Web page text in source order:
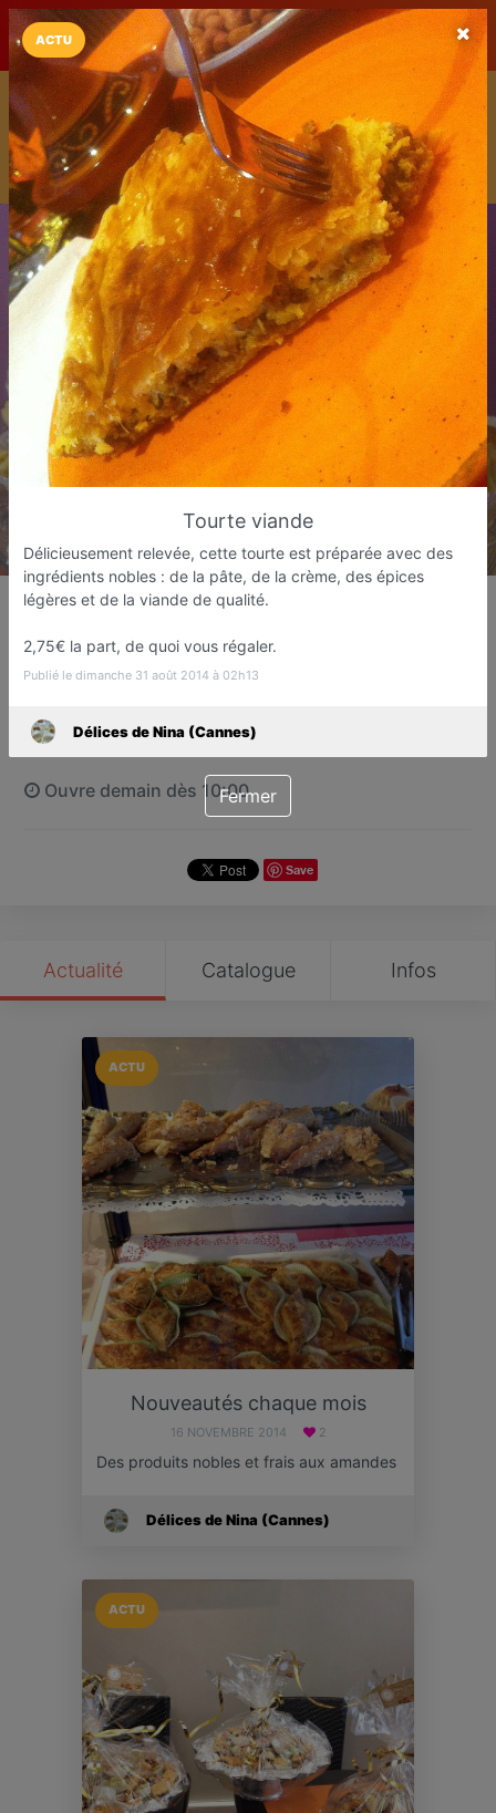
LaCarte LaCarte sur
Play Store
Installez l'App LaCarte
Téléchargez gratuitement l'app LaCarte pour suivre vos
commerces favoris et ne rien rater !
Télécharger Plus tard
Délices de Nina (Cannes)
CANNES
Ouvre demain dès 10:00
Save
Actualité Catalogue Infos
ACTU
Nouveautés chaque mois
16 NOVEMBRE 2014 2
Des produits nobles et frais aux amandes
Délices de Nina (Cannes)
ACTU
ACTU
Tourte viande
Délicieusement relevée, cette tourte est préparée avec des
ingrédients nobles : de la pâte, de la crème, des épices
légères et de la viande de qualité.
2,75€ la part, de quoi vous régaler.
Publié le dimanche 31 août 2014 à 02h13
Délices de Nina (Cannes)
Fermer